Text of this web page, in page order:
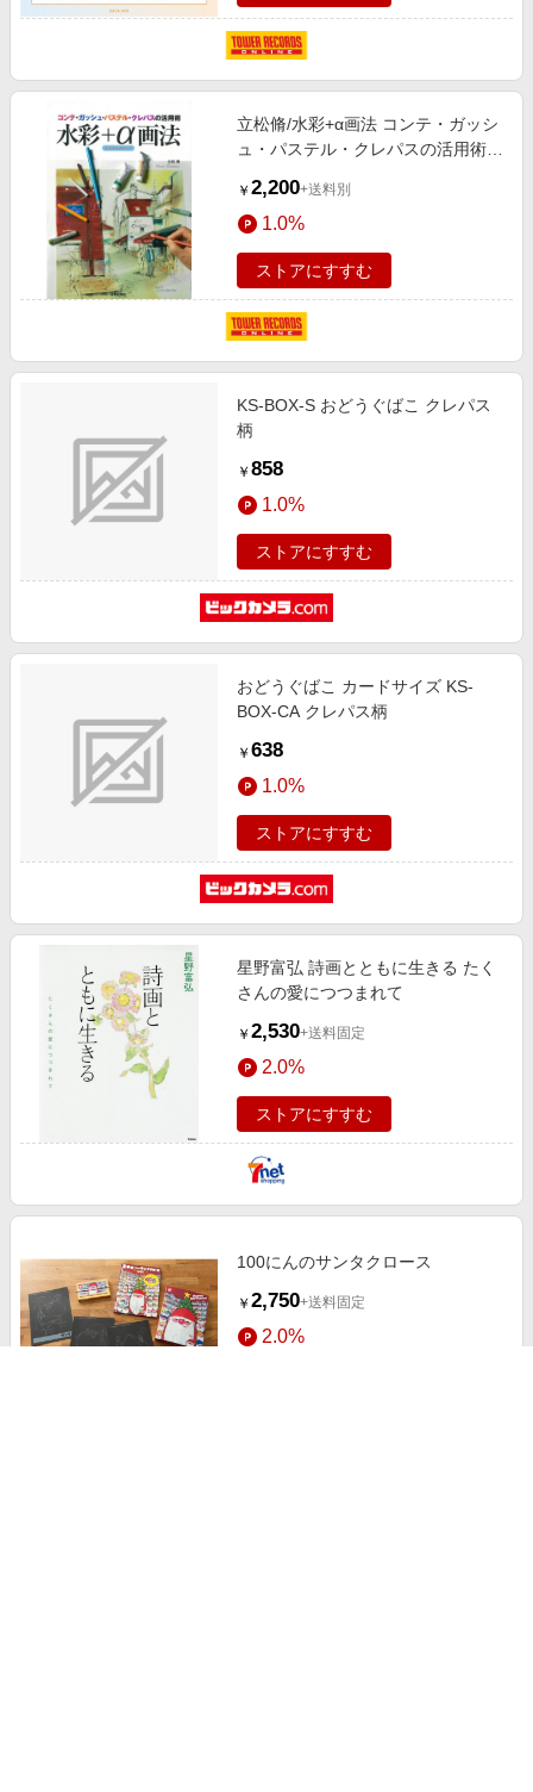
立松脩/水彩+α画法 コンテ・ガッシ
ュ・パステル・クレパスの活用術
￥ 2,200+送料別
1.0%
ストアにすすむ
KS-BOX-S おどうぐばこ クレパス
柄
￥ 858
1.0%
ストアにすすむ
おどうぐばこ カードサイズ KS-
BOX-CA クレパス柄
￥ 638
1.0%
ストアにすすむ
星野富弘 詩画とともに生きる たく
さんの愛につつまれて
￥ 2,530+送料固定
2.0%
ストアにすすむ
100にんのサンタクロース
￥ 2,750+送料固定
2.0%